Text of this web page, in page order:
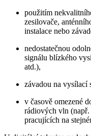
použitím
zesilovače,
instalace nebo
nedostatečnou
signálu blízkého
atd.),
závadou na vysílací
v časově omezené
rádiových vln
pracujících na